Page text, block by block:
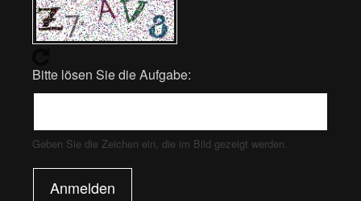
Bitte lösen Sie die Aufgabe:
Geben Sie die Zeichen ein, die im Bild gezeigt werden.
Anmelden